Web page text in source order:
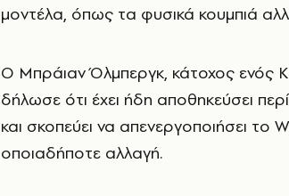
μοντέλα, όπως τα φυσικά κουμπιά
Ο Μπράιαν Όλμπεργκ, κάτοχος ενός
δήλωσε ότι έχει ήδη αποθηκεύσει
και σκοπεύει να απενεργοποιήσει το
οποιαδήποτε αλλαγή.